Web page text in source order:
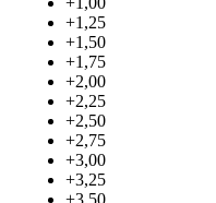
+1,25
+1,50
+1,75
+2,00
+2,25
+2,50
+2,75
+3,00
+3,25
+3,50